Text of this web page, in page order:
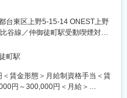
や通信インフラの維持に直接携
務経験を積むことができます。
やメンテナンス手法、各種マ
いただきます。
！大手取引先あり◎
犯カメラなど、全国のホテル・
の構築プロジェクトに携わって
きたお客様との信頼関係によ
おり、短納期案件による過度な
台東区上野5-15-14 ONEST上野
谷線／仲御徒町駅受動喫煙対
社の定める事業所
町駅
賃金形態＞月給制資格手当＜賃
円～300,000円＜月給＞